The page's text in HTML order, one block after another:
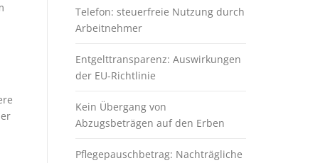
Telefon: steuerfreie Nutzung durch
Arbeitnehmer
Entgelttransparenz: Auswirkungen
der EU-Richtlinie
Kein Übergang von
Abzugsbeträgen auf den Erben
Pflegepauschbetrag: Nachträgliche